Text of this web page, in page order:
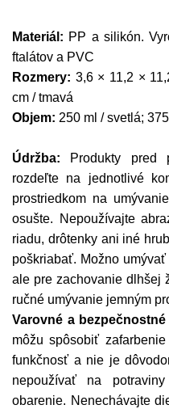
Materiál: PP a silikón.
ftalátov a PVC
Rozmery: 3,6 × 11,2 ×
cm / tmavá
Objem: 250 ml / svetlá;
Údržba: Produkty pred
rozdeľte na jednotlivé
prostriedkom na
osušte. Nepoužívajte
riadu, drôtenky ani iné
poškriabať. Možno
ale pre zachovanie dlhšej
ručné umývanie jemným
Varovné a
môžu spôsobiť
funkčnosť a nie je
nepoužívať na
obarenie. Nenechávajte